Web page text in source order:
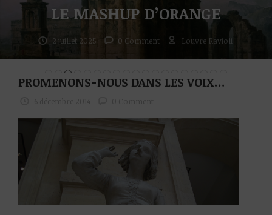
LE MASHUP D’ORANGE
2 juillet 2025 0 Comment Louvre Ravioli
PROMENONS-NOUS DANS LES VOIX…